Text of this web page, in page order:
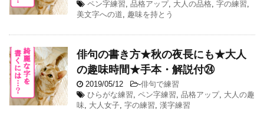
ペン字練習, 品格アップ, 大人の品格, 字の練習,
美文字への道, 趣味を持とう
俳句の書き方★秋の夜長にも★大人
の趣味時間★手本・解説付㉔
2019/05/12 -俳句で練習
ひらがな練習, ペン字練習, 品格アップ, 大人の趣
味, 大人女子, 字の練習, 漢字練習